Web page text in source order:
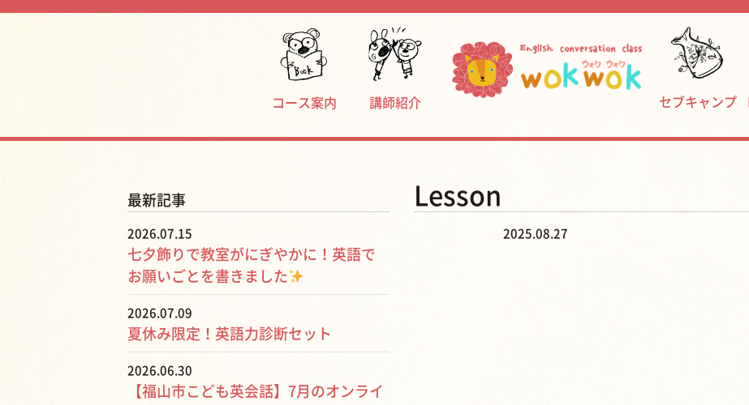
コース案内 講師紹介 セブキャンプ
Lesson
2025.08.27
最新記事
2026.07.15
七夕飾りで教室がにぎやかに！英語で
お願いごとを書きました
2026.07.09
夏休み限定！英語力診断セット
2026.06.30
【福山市こども英会話】7月のオンライ